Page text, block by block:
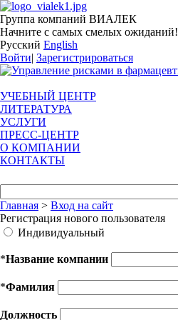
Группа компаний ВИАЛЕК
Начните с самых смелых ожиданий!
Русский English
Войти| Зарегистрироваться
УЧЕБНЫЙ ЦЕНТР
ЛИТЕРАТУРА
УСЛУГИ
ПРЕСС-ЦЕНТР
О КОМПАНИИ
КОНТАКТЫ
Главная > Вход на сайт
Регистрация нового пользователя
Индивидуальный
*Название компании
*Фамилия
Должность